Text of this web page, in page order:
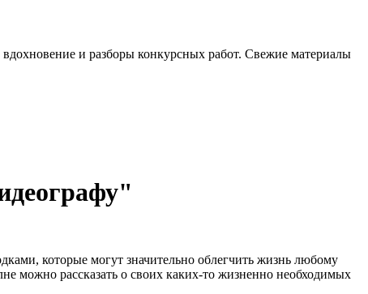
и разборы конкурсных работ. Свежие материалы
которые могут значительно облегчить жизнь любому
можно рассказать о своих каких-то жизненно необходимых